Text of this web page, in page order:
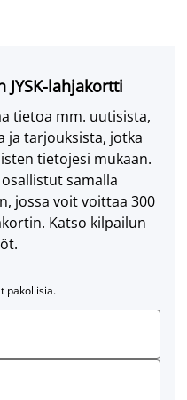
JYSK-lahjakortti
tietoa mm. uutisista,
ja tarjouksista, jotka
tietojesi mukaan.
samalla
jossa voit voittaa 300
Katso kilpailun
pakollisia.